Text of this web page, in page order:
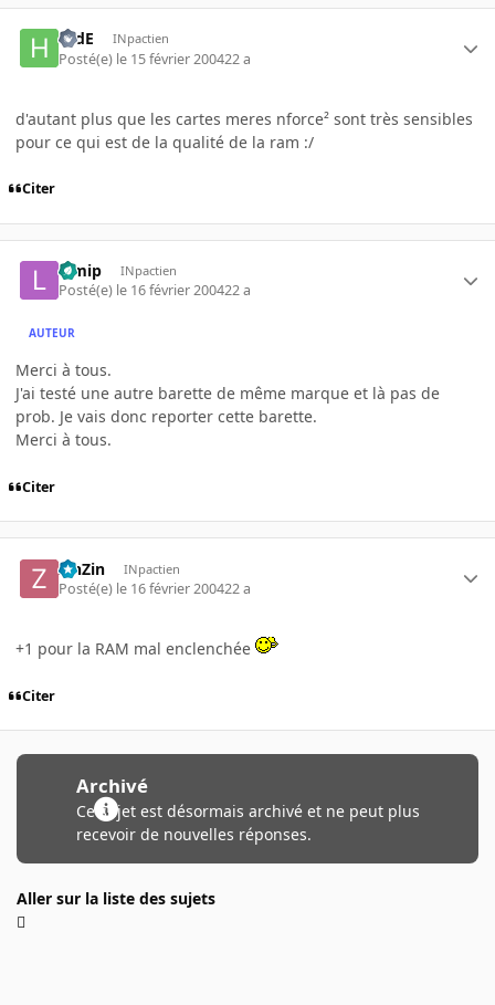
HidE INpactien
Posté(e) le 15 février 200422 a
d'autant plus que les cartes meres nforce² sont très sensibles
pour ce qui est de la qualité de la ram :/
Citer
lemip INpactien
Posté(e) le 16 février 200422 a
AUTEUR
Merci à tous.
J'ai testé une autre barette de même marque et là pas de
prob. Je vais donc reporter cette barette.
Merci à tous.
Citer
ZinZin INpactien
Posté(e) le 16 février 200422 a
+1 pour la RAM mal enclenchée
Citer
Archivé
Ce sujet est désormais archivé et ne peut plus
recevoir de nouvelles réponses.
Aller sur la liste des sujets